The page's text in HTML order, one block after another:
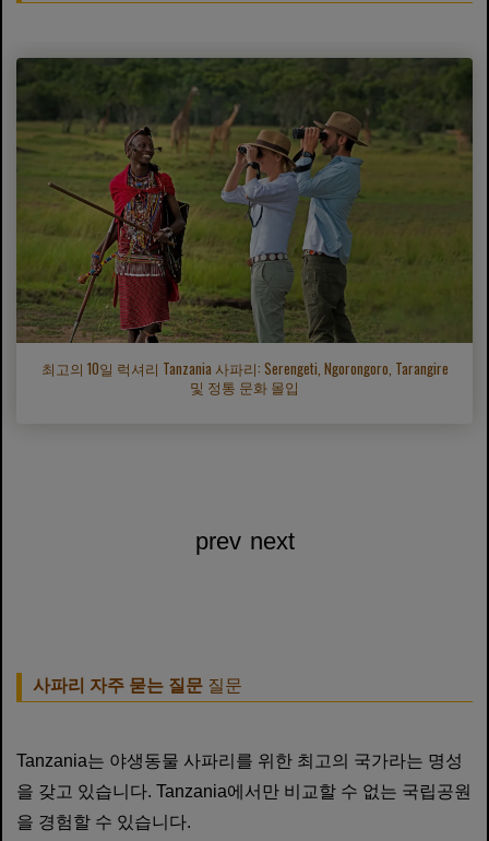
최고의 10일 럭셔리 Tanzania 사파리: Serengeti, Ngorongoro, Tarangire
및 정통 문화 몰입
prev next
사파리 자주 묻는 질문 질문
Tanzania는 야생동물 사파리를 위한 최고의 국가라는 명성
을 갖고 있습니다. Tanzania에서만 비교할 수 없는 국립공원
을 경험할 수 있습니다.